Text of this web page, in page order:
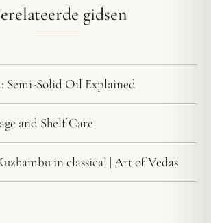
gidsen
Semi-Solid Oil Explained
and Shelf Care
in classical | Art of Vedas